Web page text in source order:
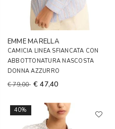
EMME MARELLA
CAMICIA LINEA SFIANCATA CON
ABBOTTONATURA NASCOSTA
DONNA AZZURRO
€ 79,00 € 47,40
40%